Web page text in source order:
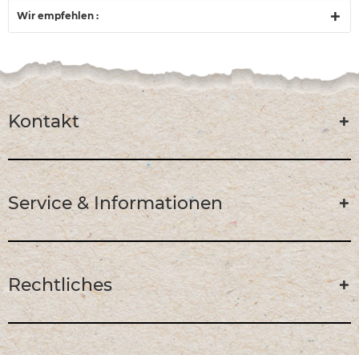
Wir empfehlen :
Kontakt
Service & Informationen
Rechtliches